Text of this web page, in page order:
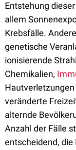
Entstehung
allem
Krebsfälle.
genetische
ionisierende
Chemikalien,
veränderte
alternde
Anzahl der Fälle
entscheidend,